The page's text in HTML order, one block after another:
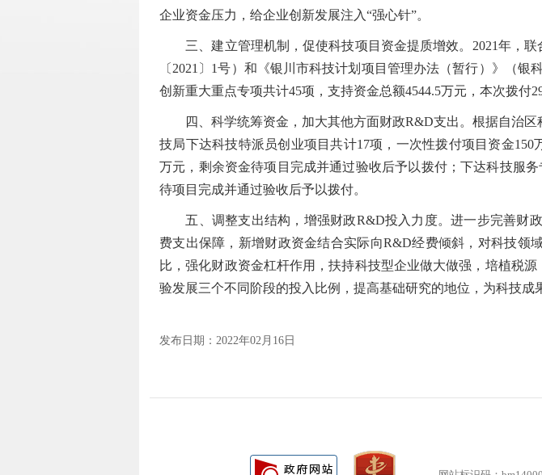
企业资金压力，给企业创新发展注入“强心针”。
三、建立管理机制，促使科技项目资金提质增效。2021年，联
〔2021〕1号）和《银川市科技计划项目管理办法（暂行）》（
创新重大重点专项共计45项，支持资金总额4544.5万元，本次拨付
四、科学统筹资金，加大其他方面财政R&D支出。根据自治区
技局下达科技特派员创业项目共计17项，一次性拨付项目资金
万元，剩余资金待项目完成并通过验收后予以拨付；下达科技服
待项目完成并通过验收后予以拨付。
五、调整支出结构，增强财政R&D投入力度。进一步完善财
费支出保障，新增财政资金结合实际向R&D经费倾斜，对科技领
比，强化财政资金杠杆作用，扶持科技型企业做大做强，培植税
验发展三个不同阶段的投入比例，提高基础研究的地位，为科技成
发布日期：2022年02月16日